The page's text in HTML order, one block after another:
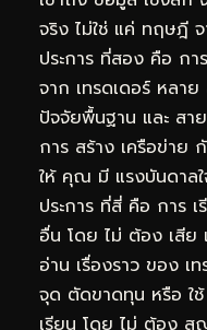
จริง ไม่ใช่ แค่ ทฤษฎี
ประการ ที่สอง คือ ก
จาก เทรดเดอร์ หลา
ปัจจัยพื้นฐาน และ สา
การ สร้าง เครือข่าย
ให้ คุณ มี แรงบันดาล
ประการ ที่สี่ คือ การ
อื่น โดย ไม่ ต้อง เสีย
อ่าน เรื่องราว ของ เ
จุด ตัดขาดทุน หรือ ใ
เรียน โดย ไม่ ต้อง สู